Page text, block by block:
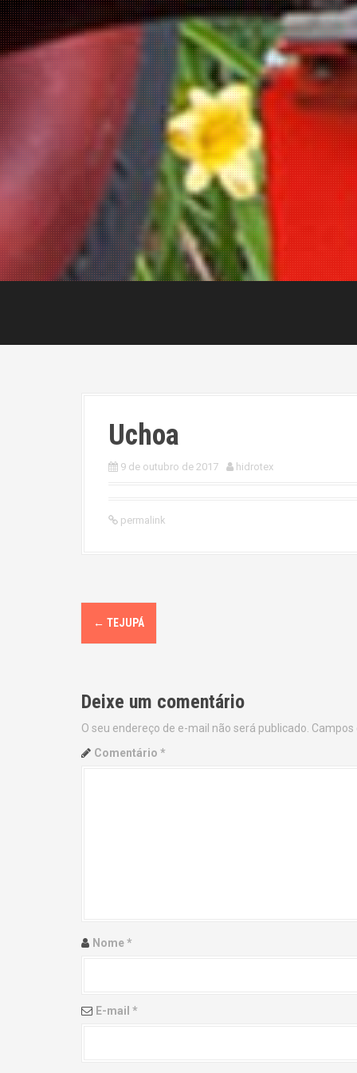
Uchoa
9 de outubro de 2017 hidrotex
permalink
P
o
t
n
n
← TEJUPÁ
Deixe um comentário
O seu endereço de e-mail não será publicado.
Comentário *
Nome*
E-mail *